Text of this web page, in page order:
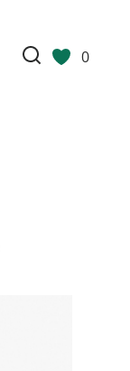
0